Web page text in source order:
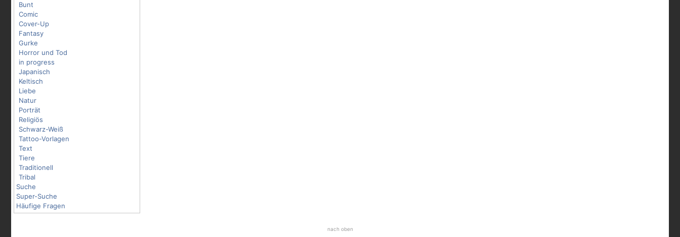
Bunt
Comic
Cover-Up
Fantasy
Gurke
Horror und Tod
in progress
Japanisch
Keltisch
Liebe
Natur
Porträt
Religiös
Schwarz-Weiß
Tattoo-Vorlagen
Text
Tiere
Traditionell
Tribal
Suche
Super-Suche
Häufige Fragen
nach oben